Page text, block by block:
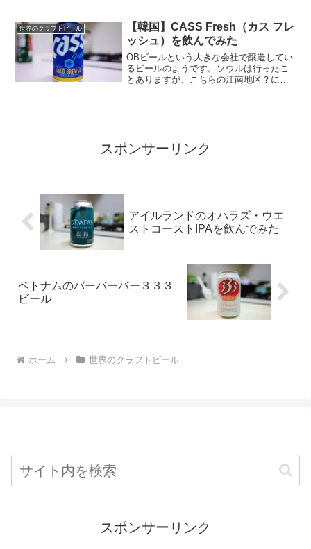
世界のクラフトビール
【韓国】CASS Fresh（カス フレ
ッシュ）を飲んでみた
OBビールという大きな会社で醸造してい
るビールのようです。ソウルは行ったこ
とありますが、こちらの江南地区？にな
スポンサーリンク
アイルランドのオハラズ・ウエ
ストコーストIPAを飲んでみた
ベトナムのバーバーバー３３３
ビール
ホーム 世界のクラフトビール
スポンサーリンク